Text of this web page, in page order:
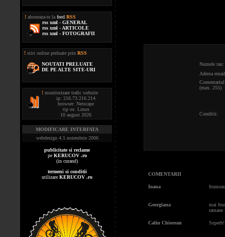
! aboneaza-te la feed RSS
rss xml - GENERAL
rss xml - ARTICOLE
rss xml - FOTOGRAFII
! stiri online preluate prin RSS
NOUTATI PRELUATE
DE PE ALTE SITE-URI
! monitorizare trafic website
ip: 216.73.216.214
browser: Netscape
tip os: Linux
10 august 2026
MODIFICARE INTERFATA
webdesign 4.5 noiembrie 2006
publicitate si reclame
pe KERUCOV .ro
(in curand)
termeni si conditii
utilizare KERUCOV .ro
Numele tau:
Adresa
(max. 255)
Conditii:
COMENTARII
Ioana
Georgiana
mai
Calin Chiorean